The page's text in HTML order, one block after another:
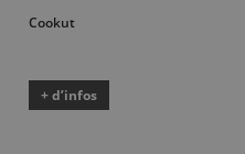
Cookut
+ d’infos